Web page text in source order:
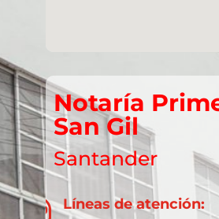
Notaría
San Gil
Santander
 Líneas de atención: